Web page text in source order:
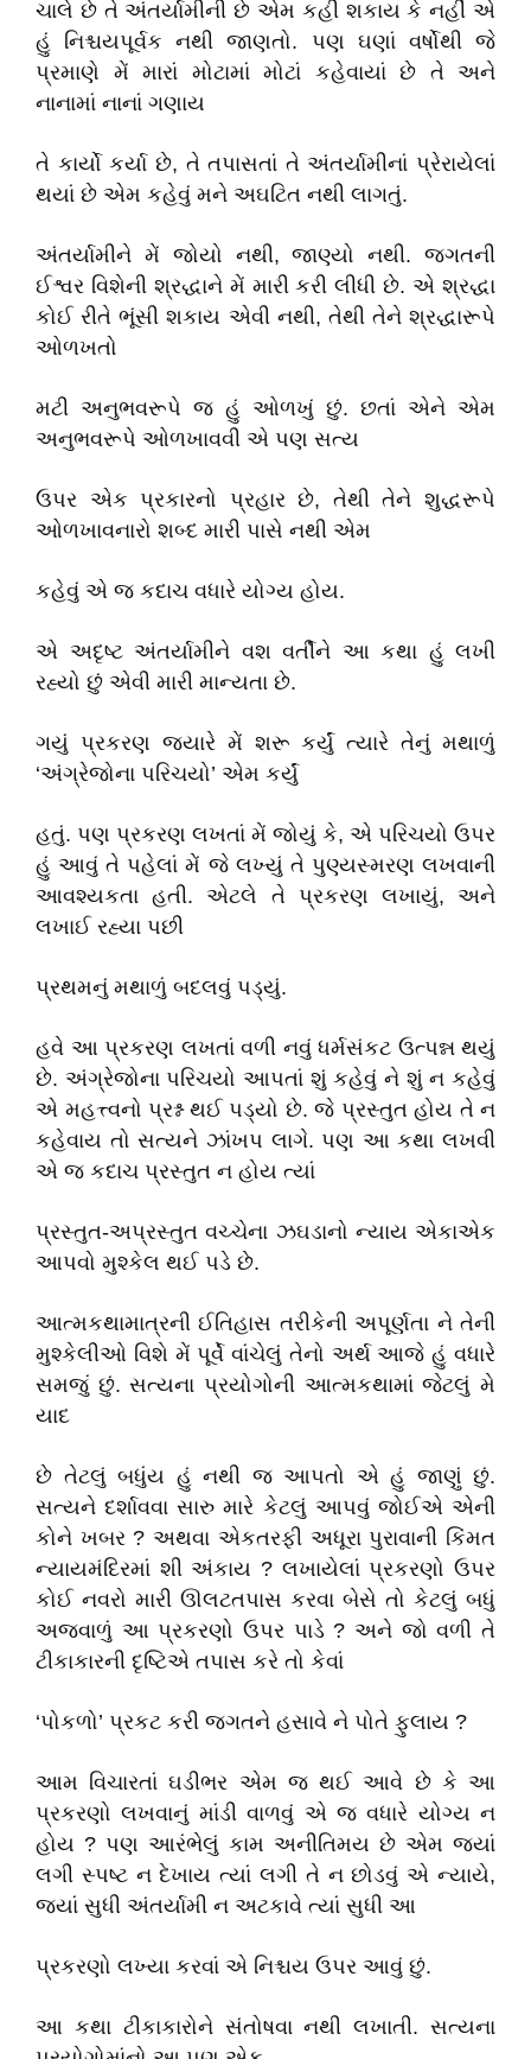
ચાલે છે તે અંતર્યામીની છે એમ કહી શકાય કે નહીં એ
હું નિશ્ચયપૂર્વક નથી જાણતો. પણ ઘણાં વર્ષોથી જે
પ્રમાણે મેં મારાં મોટામાં મોટાં કહેવાયાં છે તે અને
નાનામાં નાનાં ગણાય
તે કાર્યો કર્યા છે, તે તપાસતાં તે અંતર્યામીનાં પ્રેરાયેલાં
થયાં છે એમ કહેવું મને અઘટિત નથી લાગતું.
અંતર્યામીને મેં જોયો નથી, જાણ્યો નથી. જગતની
ઈશ્વર વિશેની શ્રદ્ધાને મેં મારી કરી લીધી છે. એ શ્રદ્ધા
કોઈ રીતે ભૂંસી શકાય એવી નથી, તેથી તેને શ્રદ્ધારૂપે
ઓળખતો
મટી અનુભવરૂપે જ હું ઓળખું છું. છતાં એને એમ
અનુભવરૂપે ઓળખાવવી એ પણ સત્ય
ઉપર એક પ્રકારનો પ્રહાર છે, તેથી તેને શુદ્ધરૂપે
ઓળખાવનારો શબ્દ મારી પાસે નથી એમ
કહેવું એ જ કદાચ વધારે યોગ્ય હોય.
એ અદૃષ્ટ અંતર્યામીને વશ વર્તીને આ કથા હું લખી
રહ્યો છું એવી મારી માન્યતા છે.
ગયું પ્રકરણ જ્યારે મેં શરૂ કર્યું ત્યારે તેનું મથાળું
‘અંગ્રેજોના પરિચયો’ એમ કર્યું
હતું. પણ પ્રકરણ લખતાં મેં જોયું કે, એ પરિચયો ઉપર
હું આવું તે પહેલાં મેં જે લખ્યું તે પુણ્યસ્મરણ લખવાની
આવશ્યકતા હતી. એટલે તે પ્રકરણ લખાયું, અને
લખાઈ રહ્યા પછી
પ્રથમનું મથાળું બદલવું પડ્યું.
હવે આ પ્રકરણ લખતાં વળી નવું ધર્મસંકટ ઉત્પન્ન થયું
છે. અંગ્રેજોના પરિચયો આપતાં શું કહેવું ને શું ન કહેવું
એ મહત્ત્વનો પ્રશ્ન થઈ પડ્યો છે. જે પ્રસ્તુત હોય તે ન
કહેવાય તો સત્યને ઝાંખપ લાગે. પણ આ કથા લખવી
એ જ કદાચ પ્રસ્તુત ન હોય ત્યાં
પ્રસ્તુત-અપ્રસ્તુત વચ્ચેના ઝઘડાનો ન્યાય એકાએક
આપવો મુશ્કેલ થઈ પડે છે.
આત્મકથામાત્રની ઈતિહાસ તરીકેની અપૂર્ણતા ને તેની
મુશ્કેલીઓ વિશે મેં પૂર્વે વાંચેલું તેનો અર્થ આજે હું વધારે
સમજું છું. સત્યના પ્રયોગોની આત્મકથામાં જેટલું મે
યાદ
છે તેટલું બધુંય હું નથી જ આપતો એ હું જાણું છું.
સત્યને દર્શાવવા સારુ મારે કેટલું આપવું જોઈએ એની
કોને ખબર ? અથવા એકતરફી અધૂરા પુરાવાની કિંમત
ન્યાયમંદિરમાં શી અંકાય ? લખાયેલાં પ્રકરણો ઉપર
કોઈ નવરો મારી ઊલટતપાસ કરવા બેસે તો કેટલું બધું
અજવાળું આ પ્રકરણો ઉપર પાડે ? અને જો વળી તે
ટીકાકારની દૃષ્ટિએ તપાસ કરે તો કેવાં
‘પોકળો’ પ્રકટ કરી જગતને હસાવે ને પોતે ફુલાય ?
આમ વિચારતાં ઘડીભર એમ જ થઈ આવે છે કે આ
પ્રકરણો લખવાનું માંડી વાળવું એ જ વધારે યોગ્ય ન
હોય ? પણ આરંભેલું કામ અનીતિમય છે એમ જ્યાં
લગી સ્પષ્ટ ન દેખાય ત્યાં લગી તે ન છોડવું એ ન્યાયે,
જ્યાં સુધી અંતર્યામી ન અટકાવે ત્યાં સુધી આ
પ્રકરણો લખ્યા કરવાં એ નિશ્ચય ઉપર આવું છું.
આ કથા ટીકાકારોને સંતોષવા નથી લખાતી. સત્યના